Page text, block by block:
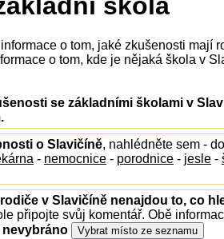
škola
o tom, jaké zkušenosti mají
o tom, kde je nějaká škola v
se základními školami v
o Slavičíně, nahlédněte sem -
- nemocnice - porodnice - jesle -
v Slavičíně nenajdou to, co
připojte svůj komentář. Obě
nevybráno